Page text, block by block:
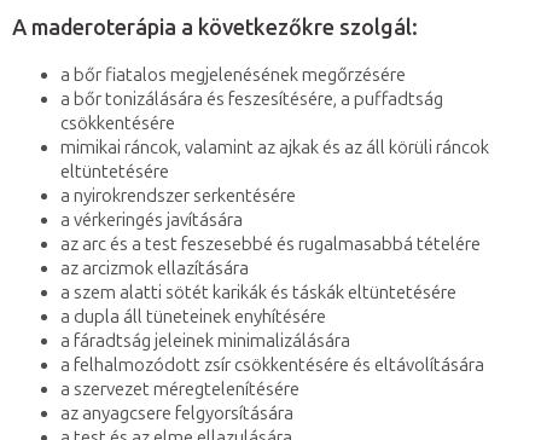
A maderoterápia a következőkre szolgál:
a bőr fiatalos megjelenésének megőrzésére
a bőr tonizálására és feszesítésére, a puffadtság
csökkentésére
mimikai ráncok, valamint az ajkak és az áll körüli ráncok
eltüntetésére
a nyirokrendszer serkentésére
a vérkeringés javítására
az arc és a test feszesebbé és rugalmasabbá tételére
az arcizmok ellazítására
a szem alatti sötét karikák és táskák eltüntetésére
a dupla áll tüneteinek enyhítésére
a fáradtság jeleinek minimalizálására
a felhalmozódott zsír csökkentésére és eltávolítására
a szervezet méregtelenítésére
az anyagcsere felgyorsítására